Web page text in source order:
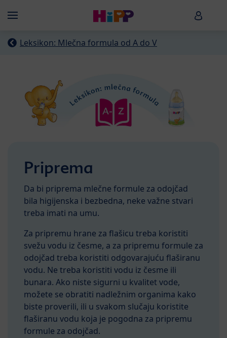
Menü HiPP
Leksikon: Mlečna formula od A do V
Priprema
Da bi priprema mlečne formule za odojčad
bila higijenska i bezbedna, neke važne stvari
treba imati na umu.
Za pripremu hrane za flašicu treba koristiti
svežu vodu iz česme, a za pripremu formule za
odojčad treba koristiti odgovarajuću flaširanu
vodu. Ne treba koristiti vodu iz česme ili
bunara. Ako niste sigurni u kvalitet vode,
možete se obratiti nadležnim organima kako
biste proverili, ili u svakom slučaju koristite
flaširanu vodu koja je pogodna za pripremu
formule za odojčad.